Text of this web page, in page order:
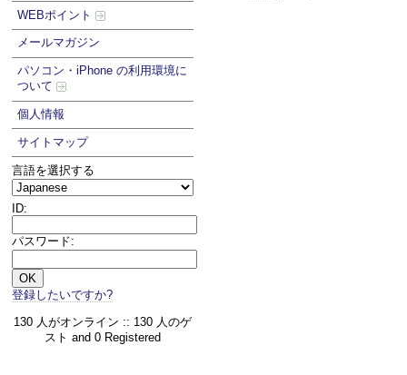
WEBポイント
メールマガジン
パソコン・iPhone の利用環境に
ついて
個人情報
サイトマップ
言語を選択する
ID:
パスワード:
登録したいですか?
130 人がオンライン :: 130 人のゲ
スト and 0 Registered